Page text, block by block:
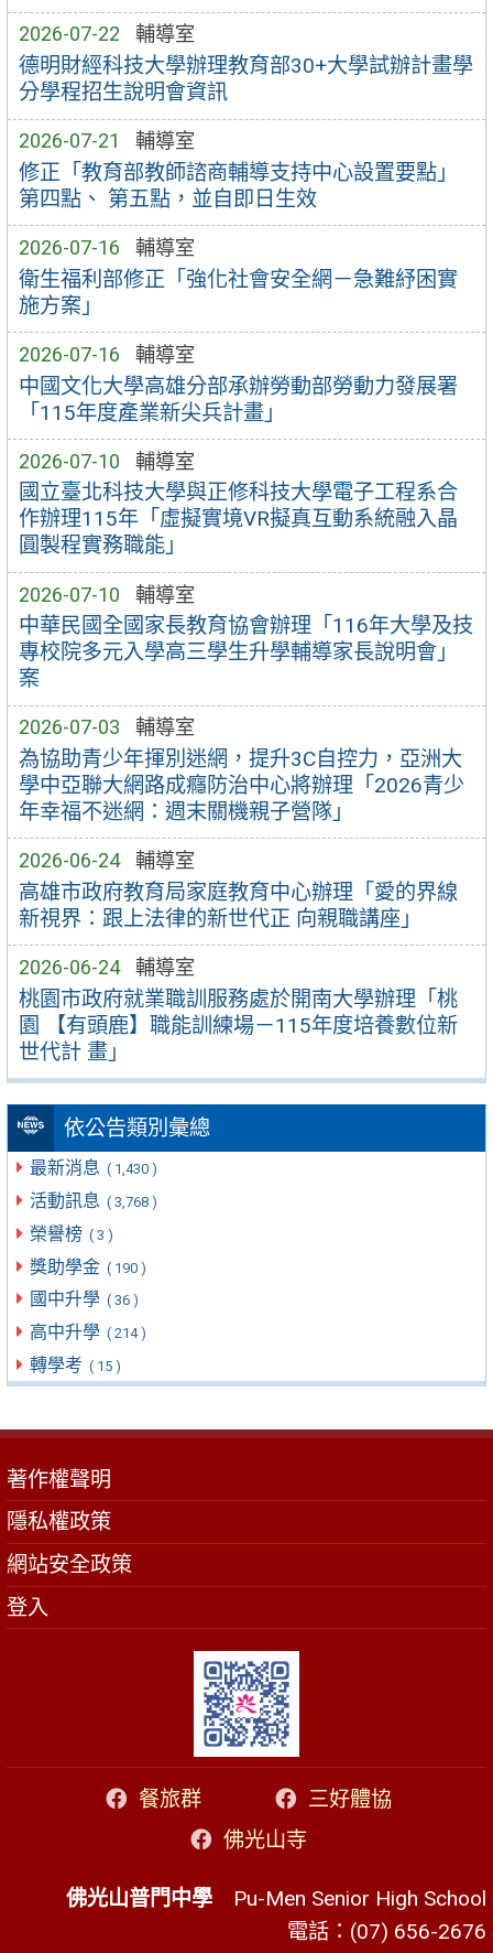
2026-07-22 輔導室
德明財經科技大學辦理教育部30+大學試辦計畫學
分學程招生說明會資訊
2026-07-21 輔導室
修正「教育部教師諮商輔導支持中心設置要點」
第四點、 第五點，並自即日生效
2026-07-16 輔導室
衛生福利部修正「強化社會安全網－急難紓困實
施方案」
2026-07-16 輔導室
中國文化大學高雄分部承辦勞動部勞動力發展署
「115年度產業新尖兵計畫」
2026-07-10 輔導室
國立臺北科技大學與正修科技大學電子工程系合
作辦理115年「虛擬實境VR擬真互動系統融入晶
圓製程實務職能」
2026-07-10 輔導室
中華民國全國家長教育協會辦理「116年大學及技
專校院多元入學高三學生升學輔導家長說明會」
案
2026-07-03 輔導室
為協助青少年揮別迷網，提升3C自控力，亞洲大
學中亞聯大網路成癮防治中心將辦理「2026青少
年幸福不迷網：週末關機親子營隊」
2026-06-24 輔導室
高雄市政府教育局家庭教育中心辦理「愛的界線
新視界：跟上法律的新世代正 向親職講座」
2026-06-24 輔導室
桃園市政府就業職訓服務處於開南大學辦理「桃
園 【有頭鹿】職能訓練場－115年度培養數位新
世代計 畫」
依公告類別彙總
最新消息 ( 1,430 )
活動訊息 ( 3,768 )
榮譽榜 ( 3 )
獎助學金 ( 190 )
國中升學 ( 36 )
高中升學 ( 214 )
轉學考 ( 15 )
著作權聲明
隱私權政策
網站安全政策
登入
餐旅群
三好體協
佛光山寺
佛光山普門中學 Pu-Men Senior High School
電話：(07) 656-2676